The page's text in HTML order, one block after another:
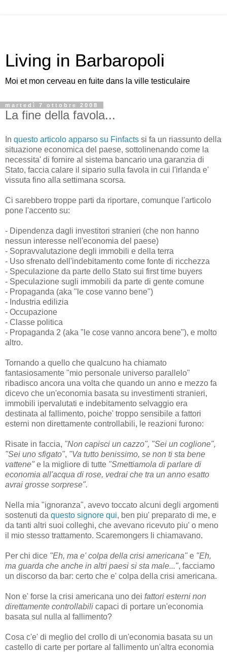
Living in Barbaropoli
Moi et mon cerveau en fuite dans la ville testiculaire
martedì 7 ottobre 2008
La fine della favola...
In questo articolo apparso su Finfacts si fa un riassunto della
situazione economica del paese, sottolinenando come la
necessita' di fornire al sistema bancario una garanzia di
Stato, faccia calare il sipario sulla favola in cui l'irlanda e'
vissuta fino alla settimana scorsa.
Ci sarebbero troppe parti da riportare, comunque l'articolo
pone l'accento su:
- Dipendenza dagli investitori stranieri (che non hanno
nessun interesse nell'economia del paese)
- Sopravvalutazione degli immobili e della terra
- Uso sfrenato dell'indebitamento come fonte di ricchezza
- Speculazione da parte dello Stato sui first time buyers
- Speculazione sugli immobili da parte di gente comune
- Propaganda (aka "le cose vanno bene")
- Industria edilizia
- Occupazione
- Classe politica
- Propaganda 2 (aka "le cose vanno ancora bene"), e molto
altro.
Tornando a quello che qualcuno ha chiamato
fantasiosamente "mio personale universo parallelo"
ribadisco ancora una volta che quando un anno e mezzo fa
dicevo che un'economia basata su investimenti stranieri,
immobili ipervalutati e indebitamento selvaggio era
destinata al fallimento, poiche' troppo sensibile a fattori
esterni non direttamente controllabili, le reazioni furono:
Risate in faccia, "Non capisci un cazzo", "Sei un coglione",
"Sei uno sfigato", "Va tutto benissimo, se non ti sta bene
vattene" e la migliore di tutte "Smettiamola di parlare di
economia all'acqua di rose, vedrai che tra un anno esatto
avrai grosse sorprese".
Nella mia "ignoranza", avevo toccato alcuni degli argomenti
sostenuti da questo signore qui, ben piu' preparato di me, e
da tanti altri suoi colleghi, che avevano ricevuto piu' o meno
il mio stesso trattamento. Scaremongers li chiamavano.
Per chi dice "Eh, ma e' colpa della crisi americana" e "Eh,
ma guarda che anche in altri paesi si sta male...", facciamo
un discorso da bar: certo che e' colpa della crisi americana.
Non e' forse la crisi americana uno dei fattori esterni non
direttamente controllabili capaci di portare un'economia
basata sul nulla al fallimento?
Cosa c'e' di meglio del crollo di un'economia basata su un
castello di carte per portare al fallimento un'altra economia